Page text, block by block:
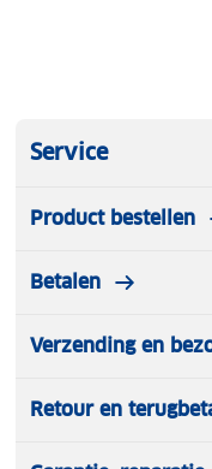
Remlicht functie
Montage op
Technical description:
Geïntegreerde
Service
Product bestellen
Betalen
Verzending en
Retour en